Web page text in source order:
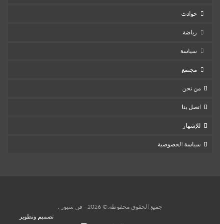
حوادث
رياضة
سياسة
مجتمع
من نحن
اتصل بنا
للإشهار
سياسة الخصوصية
جميع الحقوق محفوظة.© 2026 - فن سبور .
تصميم وتطوير